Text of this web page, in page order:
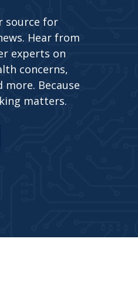
source for
Hear from
experts on
concerns,
more. Because
matters.